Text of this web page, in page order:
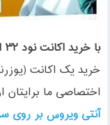
با خرید اکانت نود ۳۲ اسمارت سکوریتی یکساله
خرید یک اکانت
اختصاصی ما برایتان
آنتی ویروس بر روی